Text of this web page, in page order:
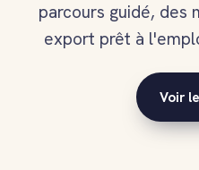
parcours guidé, des
export prêt à
Voir